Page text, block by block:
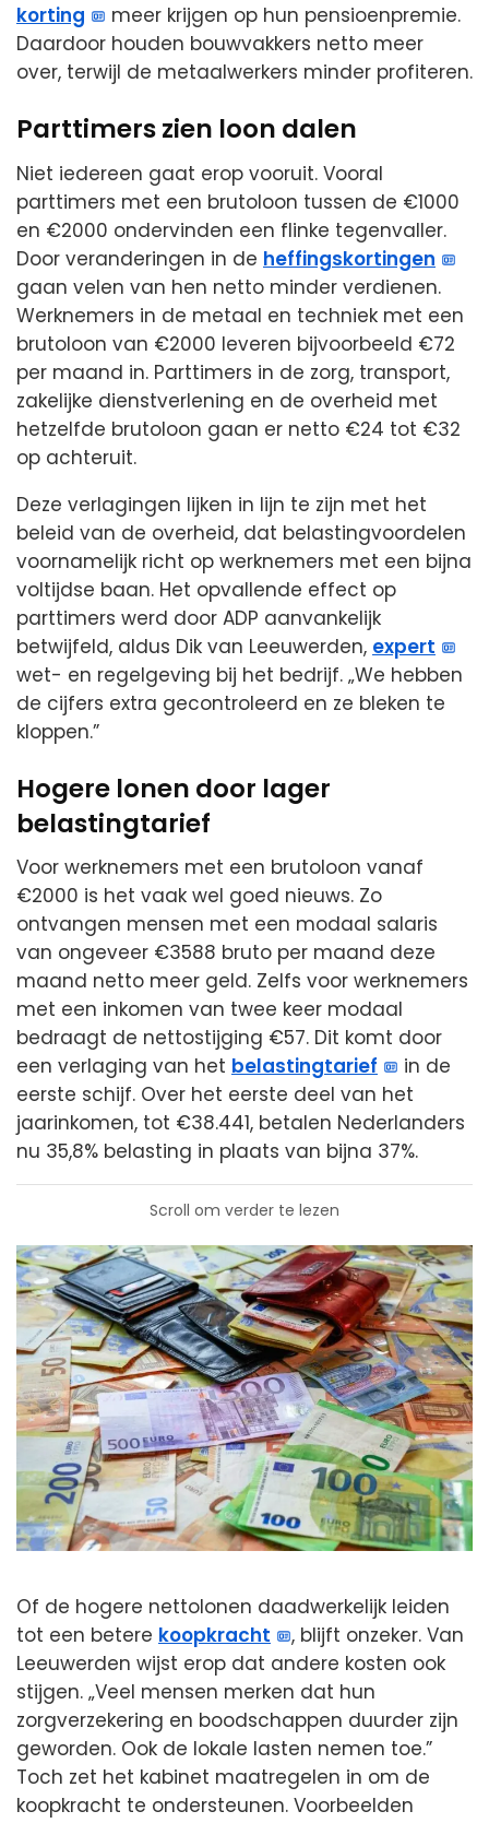
korting
meer krijgen op hun pensioenpremie.
Daardoor houden bouwvakkers netto meer
over, terwijl de metaalwerkers minder profiteren.
Parttimers zien loon dalen
Niet iedereen gaat erop vooruit. Vooral
parttimers met een brutoloon tussen de €1000
en €2000 ondervinden een flinke tegenvaller.
Door veranderingen in de heffingskortingen
gaan velen van hen netto minder verdienen.
Werknemers in de metaal en techniek met een
brutoloon van €2000 leveren bijvoorbeeld €72
per maand in. Parttimers in de zorg, transport,
zakelijke dienstverlening en de overheid met
hetzelfde brutoloon gaan er netto €24 tot €32
op achteruit.
Deze verlagingen lijken in lijn te zijn met het
beleid van de overheid, dat belastingvoordelen
voornamelijk richt op werknemers met een bijna
voltijdse baan. Het opvallende effect op
parttimers werd door ADP aanvankelijk
betwijfeld, aldus Dik van Leeuwerden, expert
wet- en regelgeving bij het bedrijf. „We hebben
de cijfers extra gecontroleerd en ze bleken te
kloppen.”
Hogere lonen door lager
belastingtarief
Voor werknemers met een brutoloon vanaf
€2000 is het vaak wel goed nieuws. Zo
ontvangen mensen met een modaal salaris
van ongeveer €3588 bruto per maand deze
maand netto meer geld. Zelfs voor werknemers
met een inkomen van twee keer modaal
bedraagt de nettostijging €57. Dit komt door
een verlaging van het belastingtarief
in de
eerste schijf. Over het eerste deel van het
jaarinkomen, tot €38.441, betalen Nederlanders
nu 35,8% belasting in plaats van bijna 37%.
Scroll om verder te lezen
Of de hogere nettolonen daadwerkelijk leiden
tot een betere koopkracht
, blijft onzeker. Van
Leeuwerden wijst erop dat andere kosten ook
stijgen. „Veel mensen merken dat hun
zorgverzekering en boodschappen duurder zijn
geworden. Ook de lokale lasten nemen toe.”
Toch zet het kabinet maatregelen in om de
koopkracht te ondersteunen. Voorbeelden